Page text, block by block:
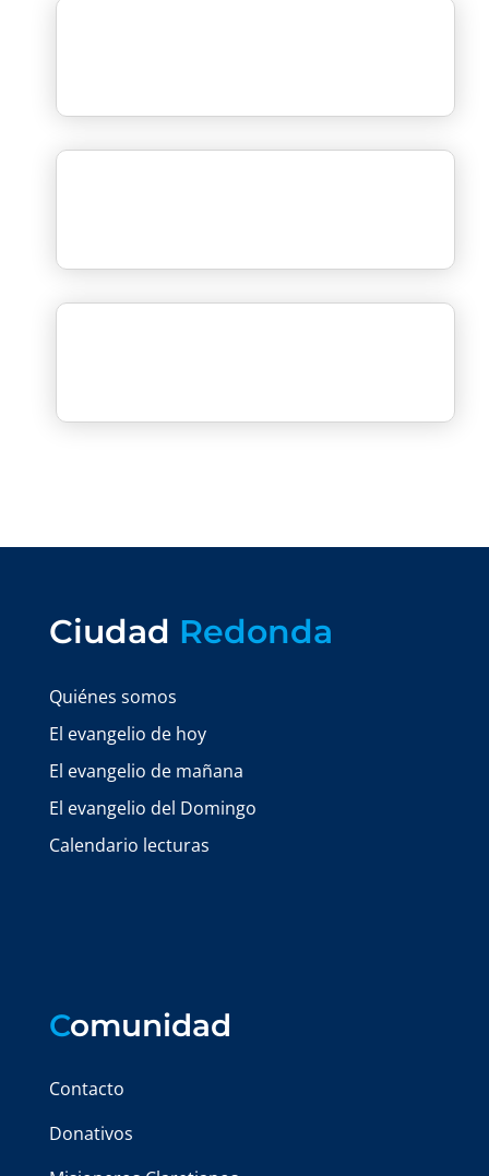
Ciudad Redonda
Quiénes somos
El evangelio de hoy
El evangelio de mañana
El evangelio del Domingo
Calendario lecturas
Comunidad
Contacto
Donativos